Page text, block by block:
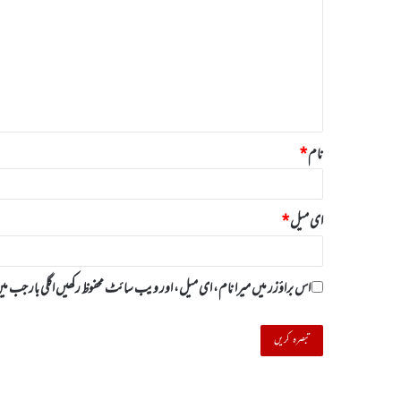
نام*
ای میل*
اس براؤزر میں میرا نام، ای میل، اور ویب سائٹ محفوظ رکھیں اگلی بار